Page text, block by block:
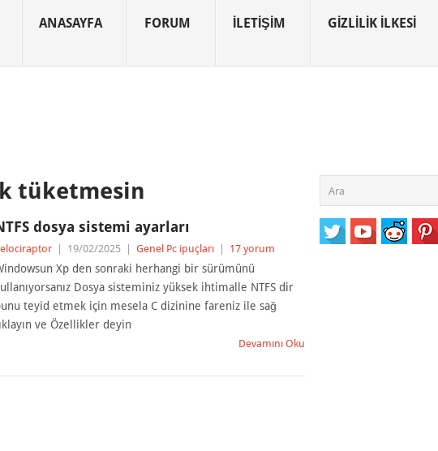
ANASAYFA FORUM İLETIŞIM GIZLILIK İLKESI
tüketmesin
dosya sistemi ayarları
19/02/2025 Genel Pc ipuçları 17 yorum
Xp den sonraki herhangi bir sürümünü
Dosya sisteminiz yüksek ihtimalle NTFS dir
teyid etmek için mesela C dizinine fareniz ile sağ
ve Özellikler deyin
Devamını Oku